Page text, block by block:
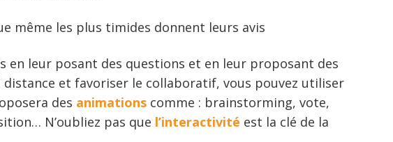
même les plus timides donnent leurs avis
leur posant des questions et en leur proposant des
et favoriser le collaboratif, vous pouvez utiliser
des animations comme : brainstorming, vote,
N’oubliez pas que l’interactivité est la clé de la